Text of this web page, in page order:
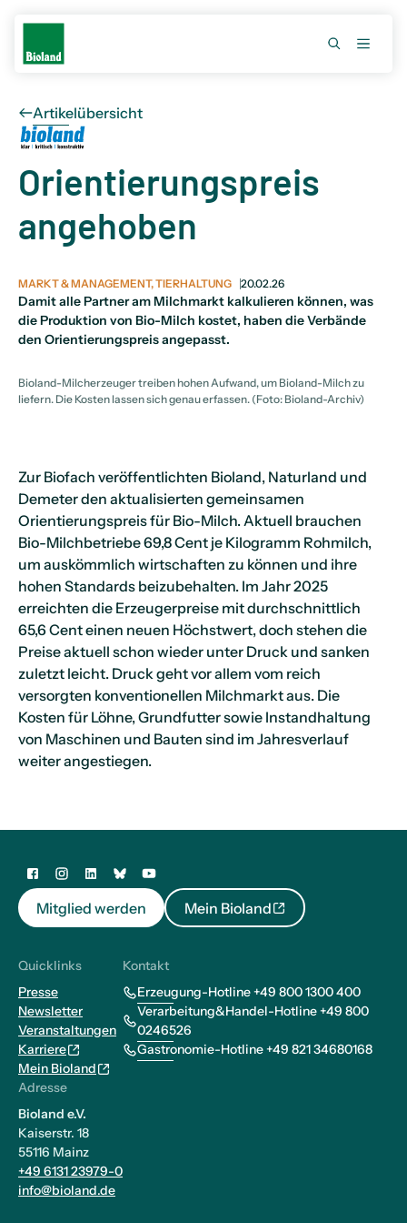
Artikelübersicht
Orientierungspreis
angehoben
MARKT & MANAGEMENT, TIERHALTUNG 20.02.26
Damit alle Partner am Milchmarkt kalkulieren können, was
die Produktion von Bio-Milch kostet, haben die Verbände
den Orientierungspreis angepasst.
Bioland-Milcherzeuger treiben hohen Aufwand, um Bioland-Milch zu
liefern. Die Kosten lassen sich genau erfassen. (Foto: Bioland-Archiv)
Zur Biofach veröffentlichten Bioland, Naturland und
Demeter den aktualisierten gemeinsamen
Orientierungspreis für Bio-Milch. Aktuell brauchen
Bio-Milchbetriebe 69,8 Cent je Kilogramm Rohmilch,
um auskömmlich wirtschaften zu können und ihre
hohen Standards beizubehalten. Im Jahr 2025
erreichten die Erzeugerpreise mit durchschnittlich
65,6 Cent einen neuen Höchstwert, doch stehen die
Preise aktuell schon wieder unter Druck und sanken
zuletzt leicht. Druck geht vor allem vom reich
versorgten konventionellen Milchmarkt aus. Die
Kosten für Löhne, Grundfutter sowie Instandhaltung
von Maschinen und Bauten sind im Jahresverlauf
weiter angestiegen.
Mitglied werden Mein Bioland
Quicklinks
Presse
Newsletter
Veranstaltungen
Karriere
Mein Bioland
Adresse
Bioland e.V.
Kaiserstr. 18
55116 Mainz
+49 6131 23979-0
info@bioland.de
Kontakt
Erzeugung-Hotline +49 800 1300 400
Verarbeitung&Handel-Hotline +49 800
0246526
Gastronomie-Hotline +49 821 34680168